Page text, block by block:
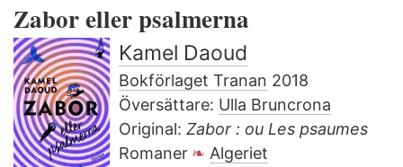
Zabor eller psalmerna
Kamel Daoud
Bokförlaget Tranan 2018
Översättare: Ulla Bruncrona
Original: Zabor : ou Les psaumes
Romaner
Algeriet